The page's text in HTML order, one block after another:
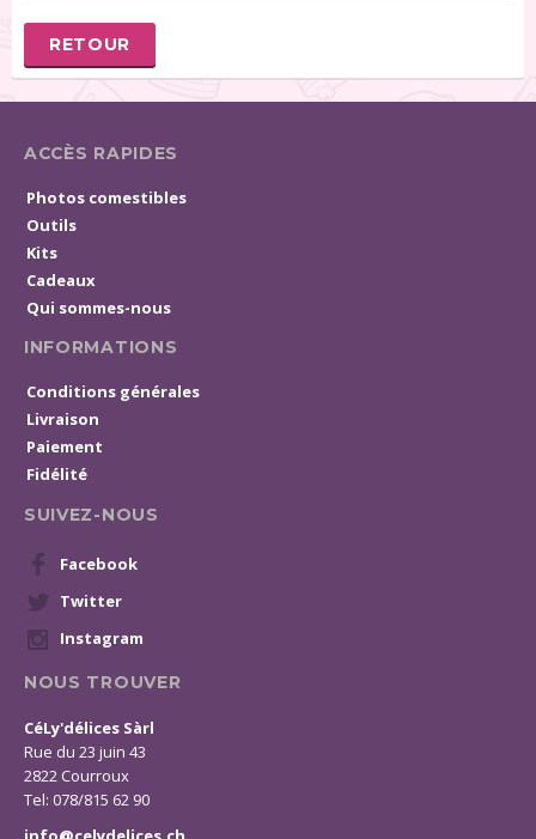
RETOUR
ACCÈS RAPIDES
Photos comestibles
Outils
Kits
Cadeaux
Qui sommes-nous
INFORMATIONS
Conditions générales
Livraison
Paiement
Fidélité
SUIVEZ-NOUS
Facebook
Twitter
Instagram
NOUS TROUVER
CéLy'délices Sàrl
Rue du 23 juin 43
2822 Courroux
Tel: 078/815 62 90